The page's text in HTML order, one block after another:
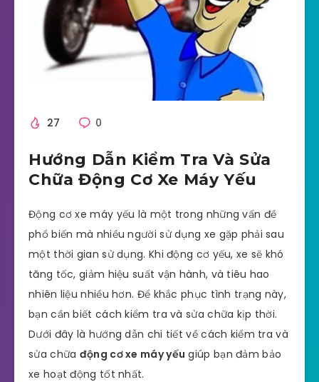
27 0
Hướng Dẫn Kiểm Tra Và Sửa
Chữa Động Cơ Xe Máy Yếu
Động cơ xe máy yếu là một trong những vấn đề
phổ biến mà nhiều người sử dụng xe gặp phải sau
một thời gian sử dụng. Khi động cơ yếu, xe sẽ khó
tăng tốc, giảm hiệu suất vận hành, và tiêu hao
nhiên liệu nhiều hơn. Để khắc phục tình trạng này,
bạn cần biết cách kiểm tra và sửa chữa kịp thời.
Dưới đây là hướng dẫn chi tiết về cách kiểm tra và
sửa chữa động cơ xe máy yếu giúp bạn đảm bảo
xe hoạt động tốt nhất.